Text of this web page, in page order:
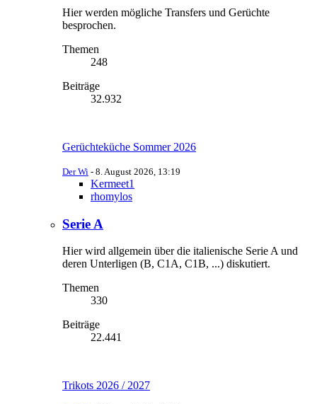
Hier werden mögliche Transfers und Gerüchte
besprochen.
Themen
248
Beiträge
32.932
Gerüchteküche Sommer 2026
Der Wi - 8. August 2026, 13:19
Kermeet1
rhomylos
Serie A
Hier wird allgemein über die italienische Serie A und
deren Unterligen (B, C1A, C1B, ...) diskutiert.
Themen
330
Beiträge
22.441
Trikots 2026 / 2027